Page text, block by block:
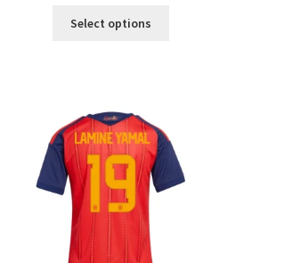
Select options
izberete
na
strani